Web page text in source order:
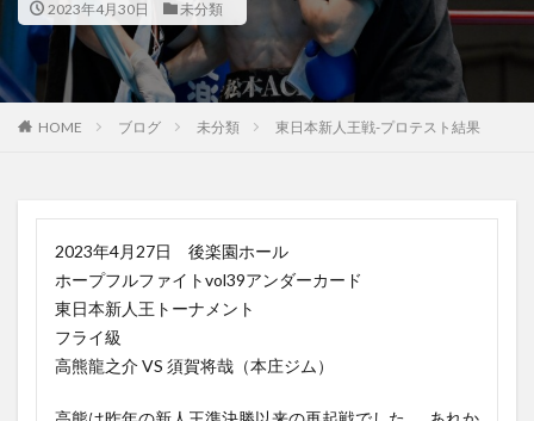
2023年4月30日 未分類
HOME ブログ 未分類 東日本新人王戦-プロテスト結果
2023年4月27日 後楽園ホール
ホープフルファイトvol39アンダーカード
東日本新人王トーナメント
フライ級
高熊龍之介 VS 須賀将哉（本庄ジム）